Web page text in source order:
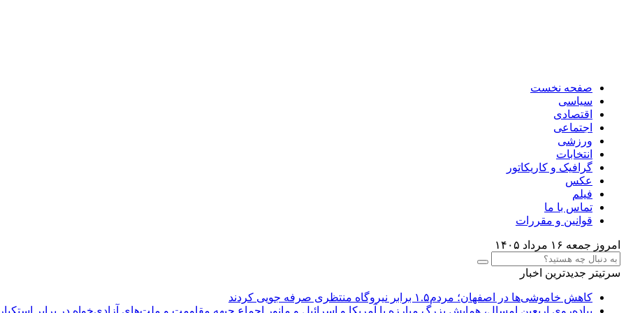
صفحه نخست
سیاسی
اقتصادی
اجتماعی
ورزشی
انتخابات
گرافیک و کاریکاتور
عکس
فیلم
تماس با ما
قوانین و مقررات
امروز جمعه ۱۶ مرداد ۱۴۰۵
سرتیتر جدیدترین اخبار
کاهش خاموشی‌ها در اصفهان؛ مردم۱.۵ برابر نیروگاه منتظری صرفه جویی کردند
پیاده‌روی اربعین امسال، همایش بزرگ مبارزه با آمریکا و اسرائیل و مانور اجماع جبهه مقاومت و ملت‌های آزادی‌خواه در برابر